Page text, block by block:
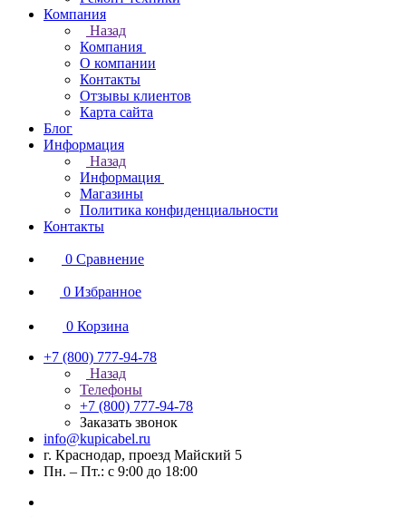
Компания
Назад
Компания
О компании
Контакты
Отзывы клиентов
Карта сайта
Блог
Информация
Назад
Информация
Магазины
Политика конфиденциальности
Контакты
0 Сравнение
0 Избранное
0 Корзина
+7 (800) 777-94-78
Назад
Телефоны
+7 (800) 777-94-78
Заказать звонок
info@kupicabel.ru
г. Краснодар, проезд Майский 5
Пн. – Пт.: с 9:00 до 18:00